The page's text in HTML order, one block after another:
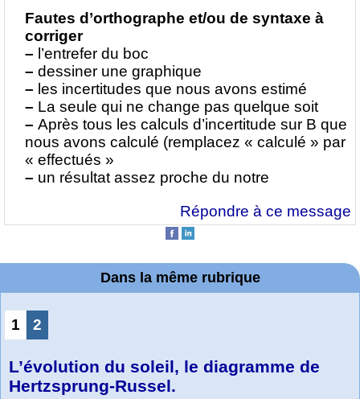
Fautes d’orthographe et/ou de syntaxe à
corriger
– l’entrefer du boc
– dessiner une graphique
– les incertitudes que nous avons estimé
– La seule qui ne change pas quelque soit
– Après tous les calculs d’incertitude sur B que
nous avons calculé (remplacez « calculé » par
« effectués »
– un résultat assez proche du notre
Répondre à ce message
Dans la même rubrique
1 2
L’évolution du soleil, le diagramme de
Hertzsprung-Russel.